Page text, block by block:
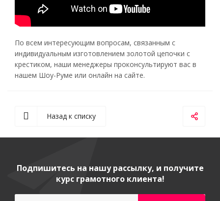
По всем интересующим вопросам, связанным с
индивидуальным изготовлением золотой цепочки с
крестиком, наши менеджеры проконсультируют вас в
нашем Шоу-Руме или онлайн на сайте.
Назад к списку
Подпишитесь на нашу рассылку, и получите
курс грамотного клиента!